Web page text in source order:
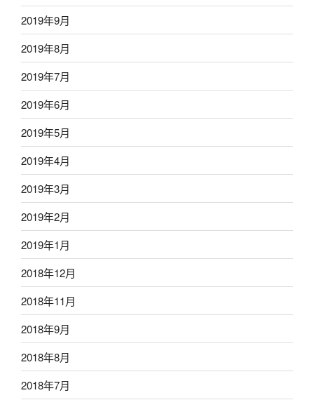
2019年9月
2019年8月
2019年7月
2019年6月
2019年5月
2019年4月
2019年3月
2019年2月
2019年1月
2018年12月
2018年11月
2018年9月
2018年8月
2018年7月